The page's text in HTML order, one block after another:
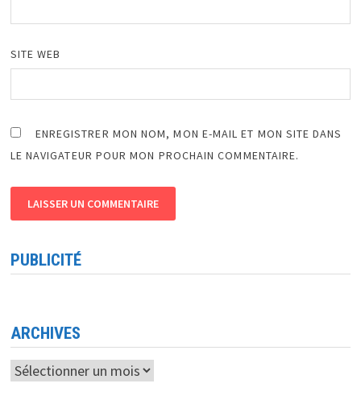
SITE WEB
ENREGISTRER MON NOM, MON E-MAIL ET MON SITE DANS
LE NAVIGATEUR POUR MON PROCHAIN COMMENTAIRE.
PUBLICITÉ
ARCHIVES
Archives